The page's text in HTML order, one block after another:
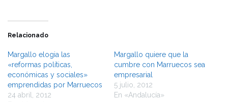
Relacionado
Margallo elogia las
«reformas políticas,
económicas y sociales»
emprendidas por Marruecos
24 abril, 2012
Margallo quiere que la
cumbre con Marruecos sea
empresarial
5 julio, 2012
En «Andalucía»